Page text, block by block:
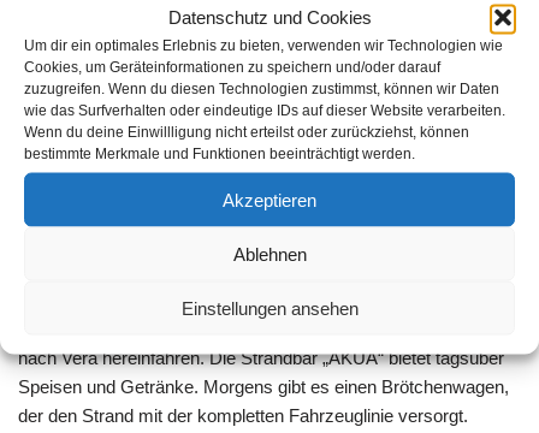
Datenschutz und Cookies
Um dir ein optimales Erlebnis zu bieten, verwenden wir Technologien wie
Cookies, um Geräteinformationen zu speichern und/oder darauf
zuzugreifen. Wenn du diesen Technologien zustimmst, können wir Daten
wie das Surfverhalten oder eindeutige IDs auf dieser Website verarbeiten.
Wenn du deine Einwillligung nicht erteilst oder zurückziehst, können
bestimmte Merkmale und Funktionen beeinträchtigt werden.
Akzeptieren
Ablehnen
Einstellungen ansehen
sich über die gesamte Küstenlänge zwischen den Ortschaften
nach Vera hereinfahren. Die Strandbar „AKUA“ bietet tagsüber
Speisen und Getränke. Morgens gibt es einen Brötchenwagen,
der den Strand mit der kompletten Fahrzeuglinie versorgt.